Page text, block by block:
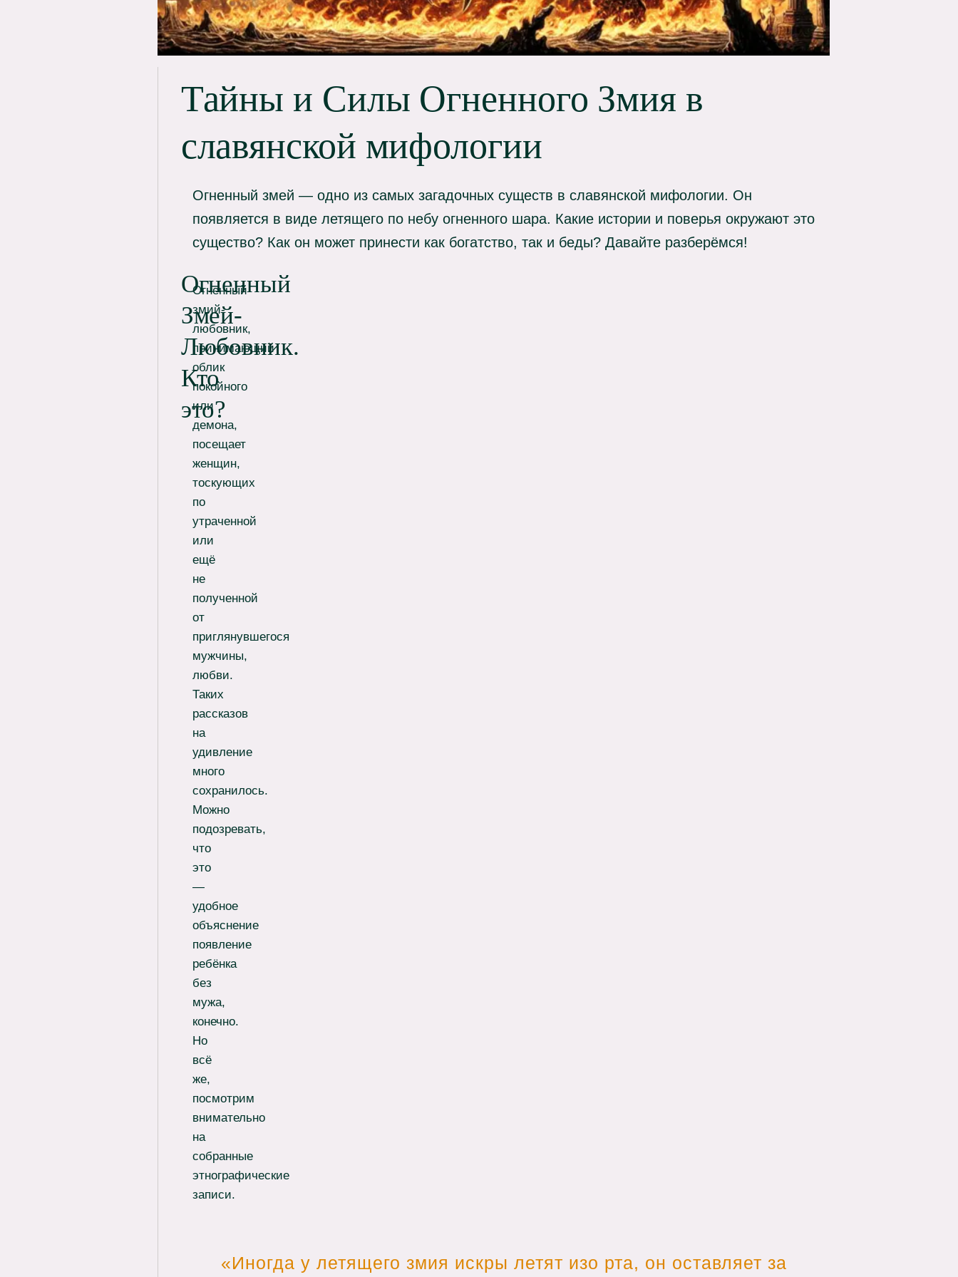
Тайны и Силы Огненного Змия в
славянской мифологии
Огненный змей — одно из самых загадочных существ в славянской мифологии. Он
появляется в виде летящего по небу огненного шара. Какие истории и поверья окружают это
существо? Как он может принести как богатство, так и беды? Давайте разберёмся!
Огненный
Змей-
Любовник.
Кто
это?
Огненный
змий-
любовник,
принимающий
облик
покойного
или
демона,
посещает
женщин,
тоскующих
по
утраченной
или
ещё
не
полученной
от
приглянувшегося
мужчины,
любви.
Таких
рассказов
на
удивление
много
сохранилось.
Можно
подозревать,
что
это
—
удобное
объяснение
появление
ребёнка
без
мужа,
конечно.
Но
всё
же,
посмотрим
внимательно
на
собранные
этнографические
записи.
Иногда у летящего змия искры летят изо рта, он оставляет за